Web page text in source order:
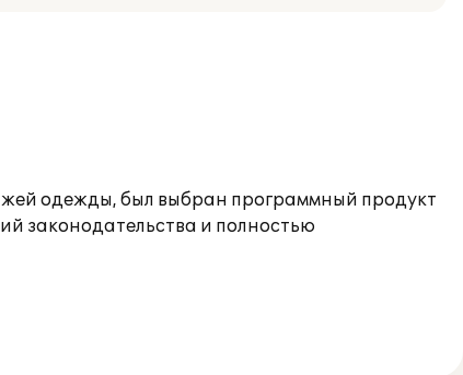
одежды, был выбран программный продукт
законодательства и полностью